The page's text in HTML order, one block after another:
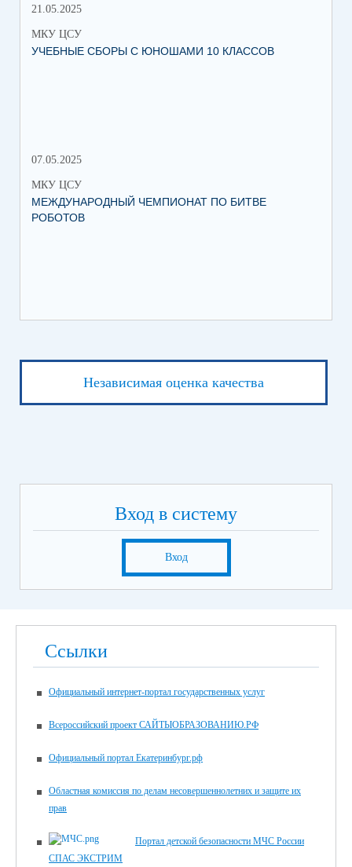
21.05.2025
МКУ ЦСУ
УЧЕБНЫЕ СБОРЫ С ЮНОШАМИ 10 КЛАССОВ
07.05.2025
МКУ ЦСУ
МЕЖДУНАРОДНЫЙ ЧЕМПИОНАТ ПО БИТВЕ
РОБОТОВ
Независимая оценка качества
Вход в систему
Вход
Ссылки
Официальный интернет-портал государственных услуг
Всероссийский проект САЙТЫОБРАЗОВАНИЮ.РФ
Официальный портал Екатеринбург.рф
Областная комиссия по делам несовершеннолетних и защите их
прав
Портал детской безопасности МЧС России
СПАС ЭКСТРИМ